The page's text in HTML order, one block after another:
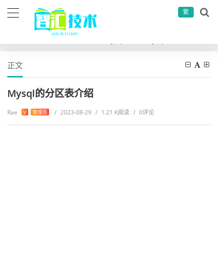
繁
正文
Mysql的分区表介绍
Rae V 管理员 / 2023-08-29 / 1.21 K阅读 / 0评论